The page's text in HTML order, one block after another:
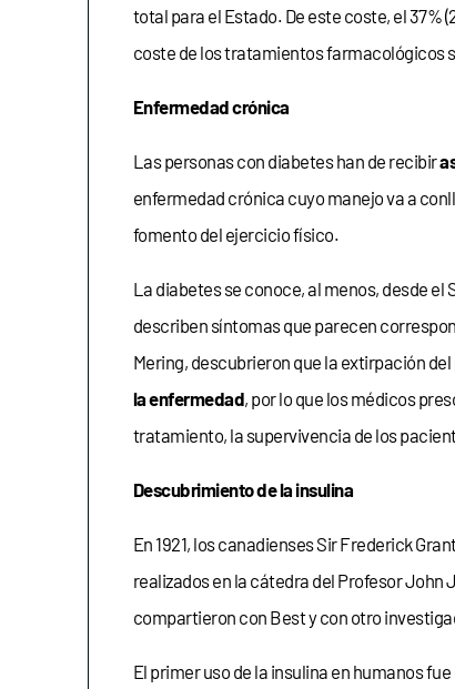
total para el Estado. De este coste, el 37%
coste de los tratamientos farmacológicos
Enfermedad crónica
Las personas con diabetes han de recibir
enfermedad crónica cuyo manejo va a
fomento del ejercicio físico.
La diabetes se conoce, al menos, desde el
describen síntomas que parecen
Mering, descubrieron que la extirpación
la enfermedad, por lo que los médicos
tratamiento, la supervivencia de los
Descubrimiento de la insulina
En 1921, los canadienses Sir Frederick
realizados en la cátedra del Profesor John
compartieron con Best y con otro
El primer uso de la insulina en humanos